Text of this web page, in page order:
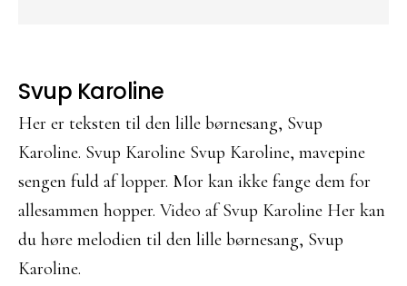
Svup Karoline
Her er teksten til den lille børnesang, Svup
Karoline. Svup Karoline Svup Karoline, mavepine
sengen fuld af lopper. Mor kan ikke fange dem for
allesammen hopper. Video af Svup Karoline Her kan
du høre melodien til den lille børnesang, Svup
Karoline.